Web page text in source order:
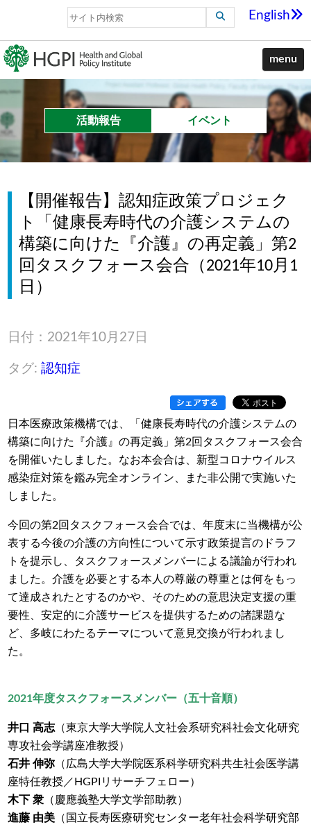
English
menu
活動報告 イベント
【開催報告】認知症政策プロジェク
ト「健康長寿時代の介護システムの
構築に向けた『介護』の再定義」第2
回タスクフォース会合（2021年10月1
日）
日付：2021年10月27日
タグ:認知症
日本医療政策機構では、「健康長寿時代の介護システムの
構築に向けた『介護』の再定義」第2回タスクフォース会合
を開催いたしました。なお本会合は、新型コロナウイルス
感染症対策を鑑み完全オンライン、また非公開で実施いた
しました。
今回の第2回タスクフォース会合では、年度末に当機構が公
表する今後の介護の方向性について示す政策提言のドラフ
トを提示し、タスクフォースメンバーによる議論が行われ
ました。介護を必要とする本人の尊厳の尊重とは何をもっ
て達成されたとするのかや、そのための意思決定支援の重
要性、安定的に介護サービスを提供するための諸課題な
ど、多岐にわたるテーマについて意見交換が行われまし
た。
2021年度タスクフォースメンバー（五十音順）
井口 高志 （東京大学大学院 人文社会系研究科社会文化研究
専攻社会学講座准教授）
石井 伸弥 （広島大学大学院医系科学研究科共生社会医学講
座特任教授／HGPI リサーチフェロー）
木下 衆 （慶應義塾大学文学部助教）
進藤 由美 （国立長寿医療研究センター老年社会科学研究部